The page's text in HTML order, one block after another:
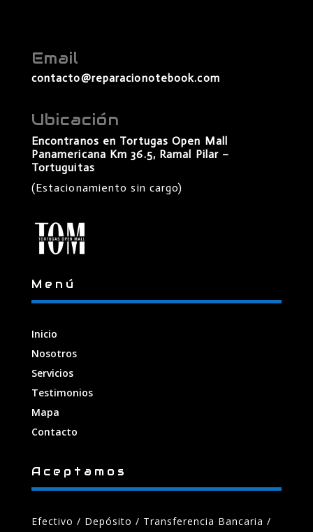
Email
contacto@reparacionotebook.com
Ubicación
Encontranos en Tortugas Open Mall
Panamericana Km 36.5, Ramal Pilar –
Tortuguitas
(Estacionamiento sin cargo)
Menú
Inicio
Nosotros
Servicios
Testimonios
Mapa
Contacto
Aceptamos
Efectivo / Depósito / Transferencia Bancaria /